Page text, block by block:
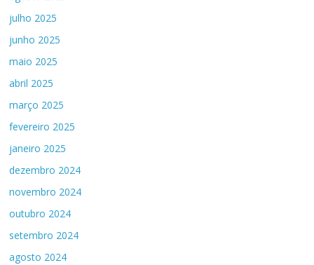
julho 2025
junho 2025
maio 2025
abril 2025
março 2025
fevereiro 2025
janeiro 2025
dezembro 2024
novembro 2024
outubro 2024
setembro 2024
agosto 2024